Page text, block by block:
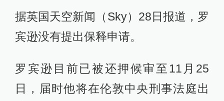
据英国天空新闻（Sky）28日报道，罗
宾逊没有提出保释申请。
罗宾逊目前已被还押候审至11月25
日，届时他将在伦敦中央刑事法庭出